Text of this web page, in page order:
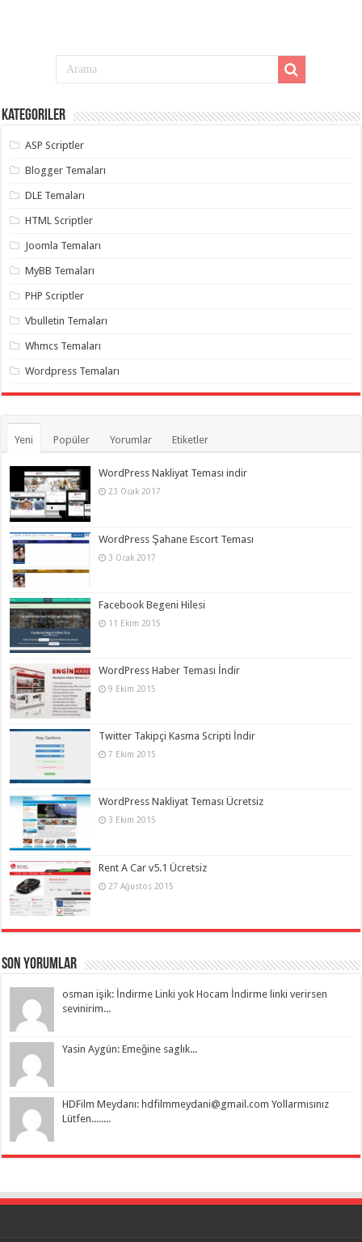
Kategoriler
ASP Scriptler
Blogger Temaları
DLE Temaları
HTML Scriptler
Joomla Temaları
MyBB Temaları
PHP Scriptler
Vbulletin Temaları
Whmcs Temaları
Wordpress Temaları
Yeni Popüler Yorumlar Etiketler
WordPress Nakliyat Teması indir
23 Ocak 2017
WordPress Şahane Escort Teması
3 Ocak 2017
Facebook Begeni Hilesi
11 Ekim 2015
WordPress Haber Teması İndir
9 Ekim 2015
Twitter Takipçi Kasma Scripti İndir
7 Ekim 2015
WordPress Nakliyat Teması Ücretsiz
3 Ekim 2015
Rent A Car v5.1 Ücretsiz
27 Ağustos 2015
Son Yorumlar
osman işik: İndirme Linki yok Hocam İndirme linki verirsen
sevinirim...
Yasin Aygün: Emeğine saglık...
HDFilm Meydanı:hdfilmmeydani@gmail.com Yollarmısınız
Lütfen........